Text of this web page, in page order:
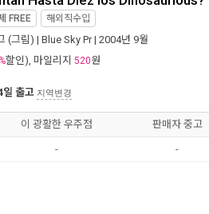
FREE 해외직수입
(그림) | Blue Sky Pr| 2004년 9월
할인), 마일리지 520원
일 출고 지역변경
이 광활한 우주점 판매자 중고
- -